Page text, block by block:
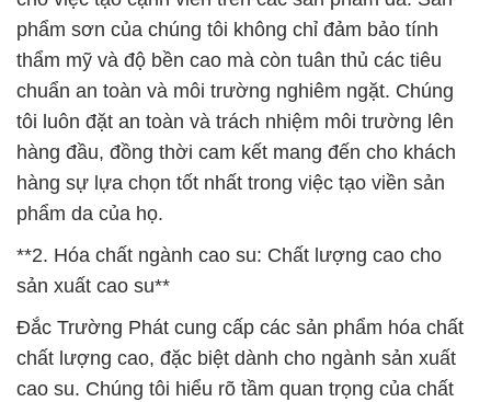
phẩm sơn của chúng tôi không chỉ đảm bảo tính
thẩm mỹ và độ bền cao mà còn tuân thủ các tiêu
chuẩn an toàn và môi trường nghiêm ngặt. Chúng
tôi luôn đặt an toàn và trách nhiệm môi trường lên
hàng đầu, đồng thời cam kết mang đến cho khách
hàng sự lựa chọn tốt nhất trong việc tạo viền sản
phẩm da của họ.
**2. Hóa chất ngành cao su: Chất lượng cao cho
sản xuất cao su**
Đắc Trường Phát cung cấp các sản phẩm hóa chất
chất lượng cao, đặc biệt dành cho ngành sản xuất
cao su. Chúng tôi hiểu rõ tầm quan trọng của chất